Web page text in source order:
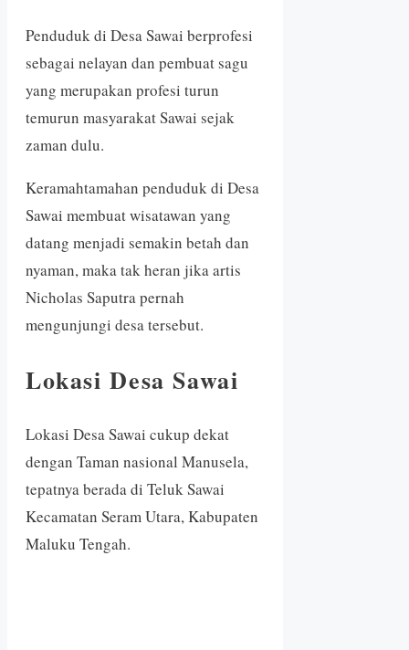
Penduduk di Desa Sawai berprofesi
sebagai nelayan dan pembuat sagu
yang merupakan profesi turun
temurun masyarakat Sawai sejak
zaman dulu.
Keramahtamahan penduduk di Desa
Sawai membuat wisatawan yang
datang menjadi semakin betah dan
nyaman, maka tak heran jika artis
Nicholas Saputra pernah
mengunjungi desa tersebut.
Lokasi Desa Sawai
Lokasi Desa Sawai cukup dekat
dengan Taman nasional Manusela,
tepatnya berada di Teluk Sawai
Kecamatan Seram Utara, Kabupaten
Maluku Tengah.